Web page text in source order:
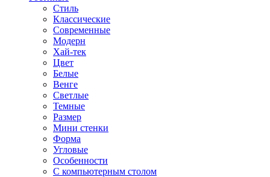
Стиль
Классические
Современные
Модерн
Хай-тек
Цвет
Белые
Венге
Светлые
Темные
Размер
Мини стенки
Форма
Угловые
Особенности
С компьютерным столом